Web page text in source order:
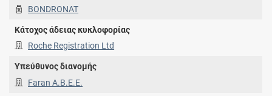
BONDRONAT
Κάτοχος άδειας κυκλοφορίας
Roche Registration Ltd
Υπεύθυνος διανομής
Faran Α.Β.Ε.Ε.